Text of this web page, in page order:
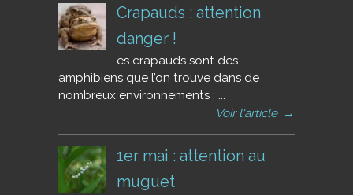
Crapauds : attention
danger !
es crapauds sont des
amphibiens que l’on trouve dans de
nombreux environnements : ...
Voir l'article →
1er mai : attention au
muguet